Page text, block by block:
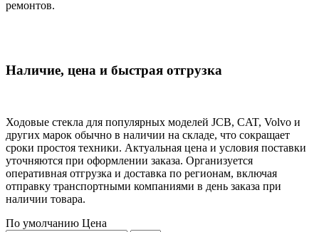
ремонтов.
Наличие, цена и быстрая отгрузка
Ходовые стекла для популярных моделей JCB, CAT, Volvo и
других марок обычно в наличии на складе, что сокращает
сроки простоя техники. Актуальная цена и условия поставки
уточняются при оформлении заказа. Организуется
оперативная отгрузка и доставка по регионам, включая
отправку транспортными компаниями в день заказа при
наличии товара.
По умолчанию Цена